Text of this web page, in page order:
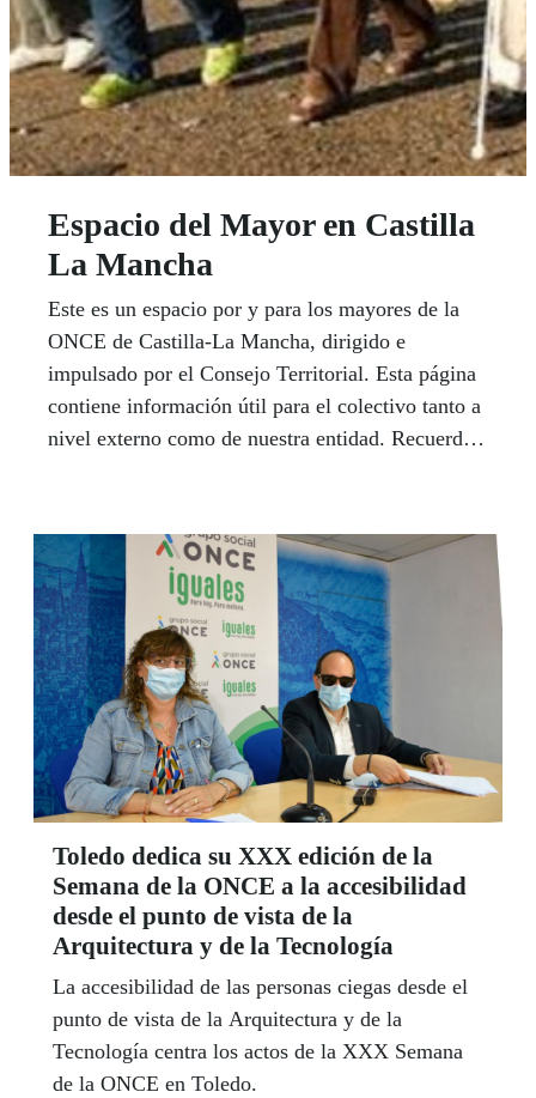
Espacio del Mayor en Castilla
La Mancha
Este es un espacio por y para los mayores de la
ONCE de Castilla-La Mancha, dirigido e
impulsado por el Consejo Territorial. Esta página
contiene información útil para el colectivo tanto a
nivel externo como de nuestra entidad. Recuerda
quejas, sugerencias, etc. Elena Rodríguez
Fernández y su equipo de colaboradores en los
centros de la ONCE, ¡están a tu disposición!
Puedes hacerlo por correo electrónico
referentemayorcastillalamancha@once.es, o por
Teléfono 667154008.
Toledo dedica su XXX edición de la
Semana de la ONCE a la accesibilidad
desde el punto de vista de la
Arquitectura y de la Tecnología
La accesibilidad de las personas ciegas desde el
punto de vista de la Arquitectura y de la
Tecnología centra los actos de la XXX Semana
de la ONCE en Toledo.